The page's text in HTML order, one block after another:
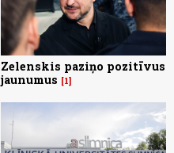
Zelenskis paziņo pozitīvus
jaunumus
1